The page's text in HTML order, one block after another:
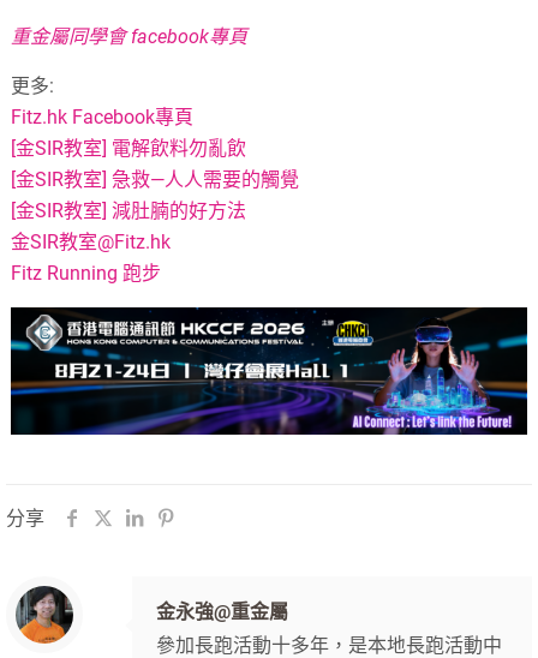
重金屬同學會 facebook專頁
更多:
Fitz.hk Facebook專頁
[金SIR教室] 電解飲料勿亂飲
[金SIR教室] 急救—人人需要的觸覺
[金SIR教室] 減肚腩的好方法
金SIR教室@Fitz.hk
Fitz Running 跑步
分享
金永強@重金屬
參加長跑活動十多年，是本地長跑活動中